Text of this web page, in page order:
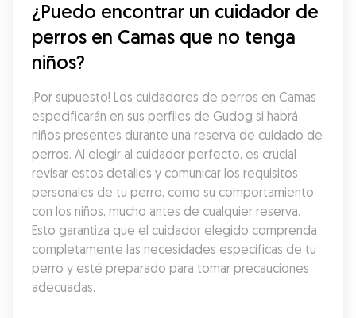
¿Puedo encontrar un cuidador de
perros en Camas que no tenga
niños?
¡Por supuesto! Los cuidadores de perros en Camas
especificarán en sus perfiles de Gudog si habrá
niños presentes durante una reserva de cuidado de
perros. Al elegir al cuidador perfecto, es crucial
revisar estos detalles y comunicar los requisitos
personales de tu perro, como su comportamiento
con los niños, mucho antes de cualquier reserva.
Esto garantiza que el cuidador elegido comprenda
completamente las necesidades específicas de tu
perro y esté preparado para tomar precauciones
adecuadas.